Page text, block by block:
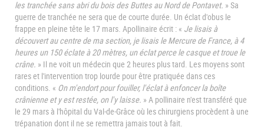
les tranchée sans abri du bois des Buttes au Nord de Pontavet. » Sa
guerre de tranchée ne sera que de courte durée. Un éclat d'obus le
frappe en pleine tête le 17 mars. Apollinaire écrit : « Je lisais à
découvert au centre de ma section, je lisais le Mercure de France, à 4
heures un 150 éclate à 20 mètres, un éclat perce le casque et troue le
crâne. » Il ne voit un médecin que 2 heures plus tard. Les moyens sont
rares et l'intervention trop lourde pour être pratiquée dans ces
conditions. « On m'endort pour fouiller, l'éclat à enfoncer la boîte
crânienne et y est restée, on l'y laisse. » A pollinaire n'est transféré que
le 29 mars à l'hôpital du Val-de-Grâce où les chirurgiens procèdent à une
trépanation dont il ne se remettra jamais tout à fait.